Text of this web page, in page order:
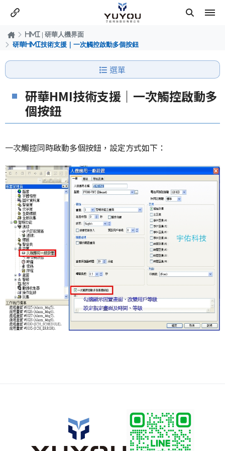
HMI | 研華人機界面
研華HMI技術支援｜一次觸控啟動多個按鈕
選單
研華HMI技術支援｜一次觸控啟動多
個按鈕
一次觸控同時啟動多個按鈕，設定方式如下：